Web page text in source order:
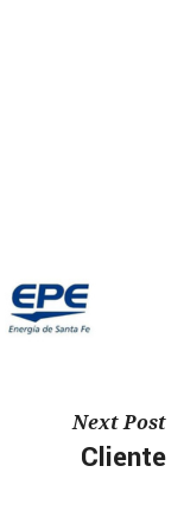
Next Post
Cliente